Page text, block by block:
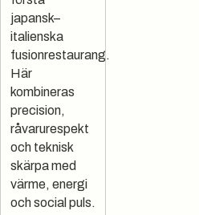
japansk–
italienska
fusionrestaurang.
Här
kombineras
precision,
råvarurespekt
och teknisk
skärpa med
värme, energi
och social puls.